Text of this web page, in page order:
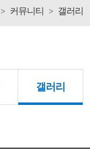
> 커뮤니티 > 갤러리
갤러리